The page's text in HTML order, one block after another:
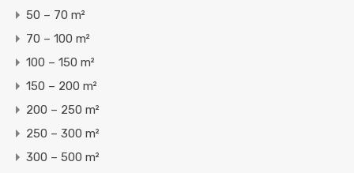
50 – 70 m²
70 – 100 m²
100 – 150 m²
150 – 200 m²
200 – 250 m²
250 – 300 m²
300 – 500 m²